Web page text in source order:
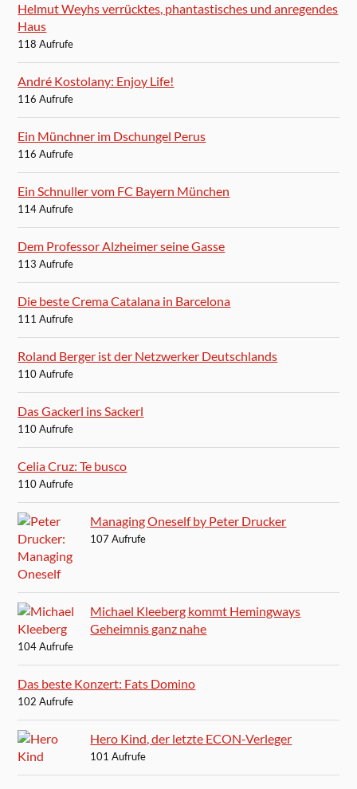
Helmut Weyhs verrücktes, phantastisches und anregendes
Haus
118 Aufrufe
André Kostolany: Enjoy Life!
116 Aufrufe
Ein Münchner im Dschungel Perus
116 Aufrufe
Ein Schnuller vom FC Bayern München
114 Aufrufe
Dem Professor Alzheimer seine Gasse
113 Aufrufe
Die beste Crema Catalana in Barcelona
111 Aufrufe
Roland Berger ist der Netzwerker Deutschlands
110 Aufrufe
Das Gackerl ins Sackerl
110 Aufrufe
Celia Cruz: Te busco
110 Aufrufe
Managing Oneself by Peter Drucker
107 Aufrufe
Michael Kleeberg kommt Hemingways
Geheimnis ganz nahe
104 Aufrufe
Das beste Konzert: Fats Domino
102 Aufrufe
Hero Kind, der letzte ECON-Verleger
101 Aufrufe